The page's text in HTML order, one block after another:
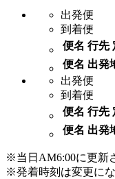
出発便
到着便
便名 行先
便名 出発
出発便
到着便
便名 行先
便名 出発
※当日AM6:00に更新
※発着時刻は変更にな